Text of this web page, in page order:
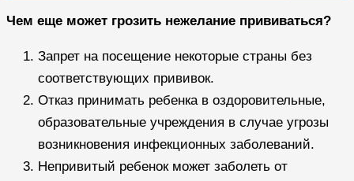
Чем еще может грозить нежелание прививаться?
Запрет на посещение некоторые страны без
соответствующих прививок.
Отказ принимать ребенка в оздоровительные,
образовательные учреждения в случае угрозы
возникновения инфекционных заболеваний.
Непривитый ребенок может заболеть от